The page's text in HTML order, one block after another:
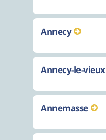
Annecy
Annecy-le-vieux
Annemasse